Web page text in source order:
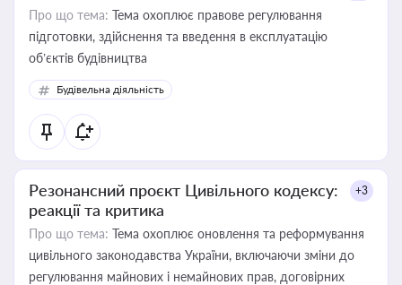
Про що тема: Тема охоплює правове регулювання
підготовки, здійснення та введення в експлуатацію
об’єктів будівництва
Будівельна діяльність
Резонансний проєкт Цивільного кодексу:
реакції та критика
+3
Про що тема: Тема охоплює оновлення та реформування
цивільного законодавства України, включаючи зміни до
регулювання майнових і немайнових прав, договірних